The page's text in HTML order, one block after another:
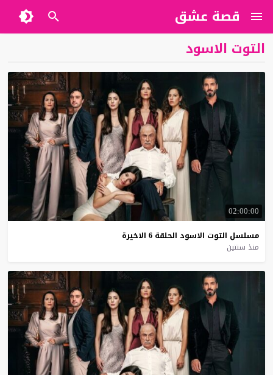
قصة عشق
التوت الاسود
02:00:00
مسلسل التوت الاسود الحلقة 6 الاخيرة
منذ سنتين